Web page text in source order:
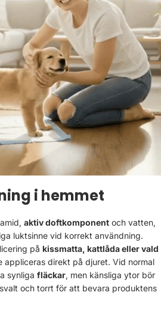
i hemmet
aktiv doftkomponent och vatten,
luktsinne vid korrekt användning.
på kissmatta, kattlåda eller vald
appliceras direkt på djuret. Vid normal
synliga fläckar, men känsliga ytor bör
och torrt för att bevara produktens